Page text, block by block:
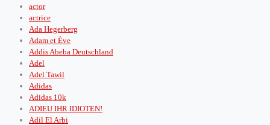
actor
actrice
Ada Hegerberg
Adam et Ève
Addis Abeba Deutschland
Adel
Adel Tawil
Adidas
Adidas 10k
ADIEU IHR IDIOTEN!
Adil El Arbi